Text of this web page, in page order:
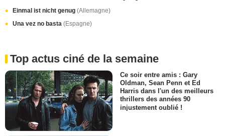
Einmal ist nicht genug (Allemagne)
Una vez no basta (Espagne)
Top actus ciné de la semaine
Ce soir entre amis : Gary
Oldman, Sean Penn et Ed
Harris dans l'un des meilleurs
thrillers des années 90
injustement oublié !